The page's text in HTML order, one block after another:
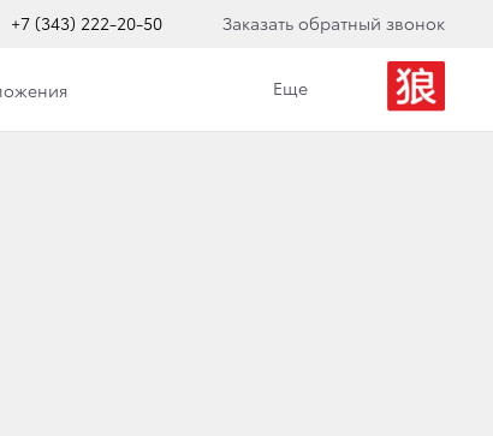
+7 (343) 222-20-50 Заказать обратный звонок
Еще
В РОССИИ: